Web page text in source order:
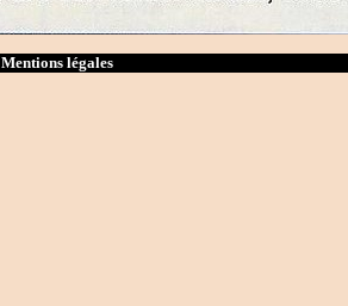
Mentions légales